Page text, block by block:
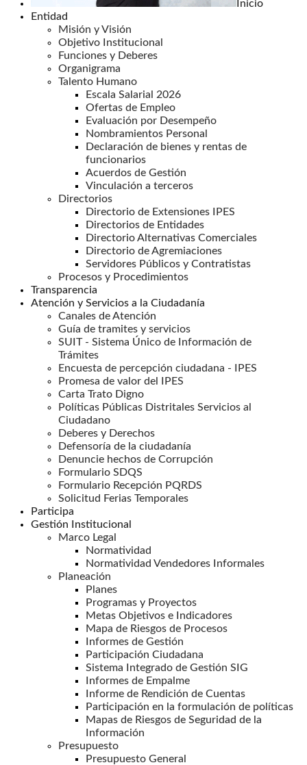
Inicio
Entidad
Misión y Visión
Objetivo Institucional
Funciones y Deberes
Organigrama
Talento Humano
Escala Salarial 2026
Ofertas de Empleo
Evaluación por Desempeño
Nombramientos Personal
Declaración de bienes y rentas de
funcionarios
Acuerdos de Gestión
Vinculación a terceros
Directorios
Directorio de Extensiones IPES
Directorios de Entidades
Directorio Alternativas Comerciales
Directorio de Agremiaciones
Servidores Públicos y Contratistas
Procesos y Procedimientos
Transparencia
Atención y Servicios a la Ciudadanía
Canales de Atención
Guía de tramites y servicios
SUIT - Sistema Único de Información de
Trámites
Encuesta de percepción ciudadana - IPES
Promesa de valor del IPES
Carta Trato Digno
Políticas Públicas Distritales Servicios al
Ciudadano
Deberes y Derechos
Defensoría de la ciudadanía
Denuncie hechos de Corrupción
Formulario SDQS
Formulario Recepción PQRDS
Solicitud Ferias Temporales
Participa
Gestión Institucional
Marco Legal
Normatividad
Normatividad Vendedores Informales
Planeación
Planes
Programas y Proyectos
Metas Objetivos e Indicadores
Mapa de Riesgos de Procesos
Informes de Gestión
Participación Ciudadana
Sistema Integrado de Gestión SIG
Informes de Empalme
Informe de Rendición de Cuentas
Participación en la formulación de políticas
Mapas de Riesgos de Seguridad de la
Información
Presupuesto
Presupuesto General